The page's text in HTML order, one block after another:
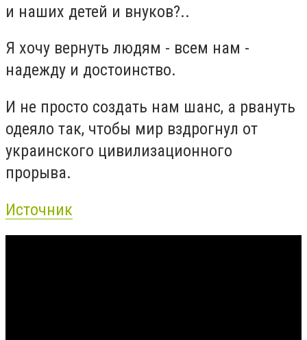
и наших детей и внуков?..
Я хочу вернуть людям - всем нам -
надежду и достоинство.
И не просто создать нам шанс, а рвануть
одеяло так, чтобы мир вздрогнул от
украинского цивилизационного
прорыва.
Источник